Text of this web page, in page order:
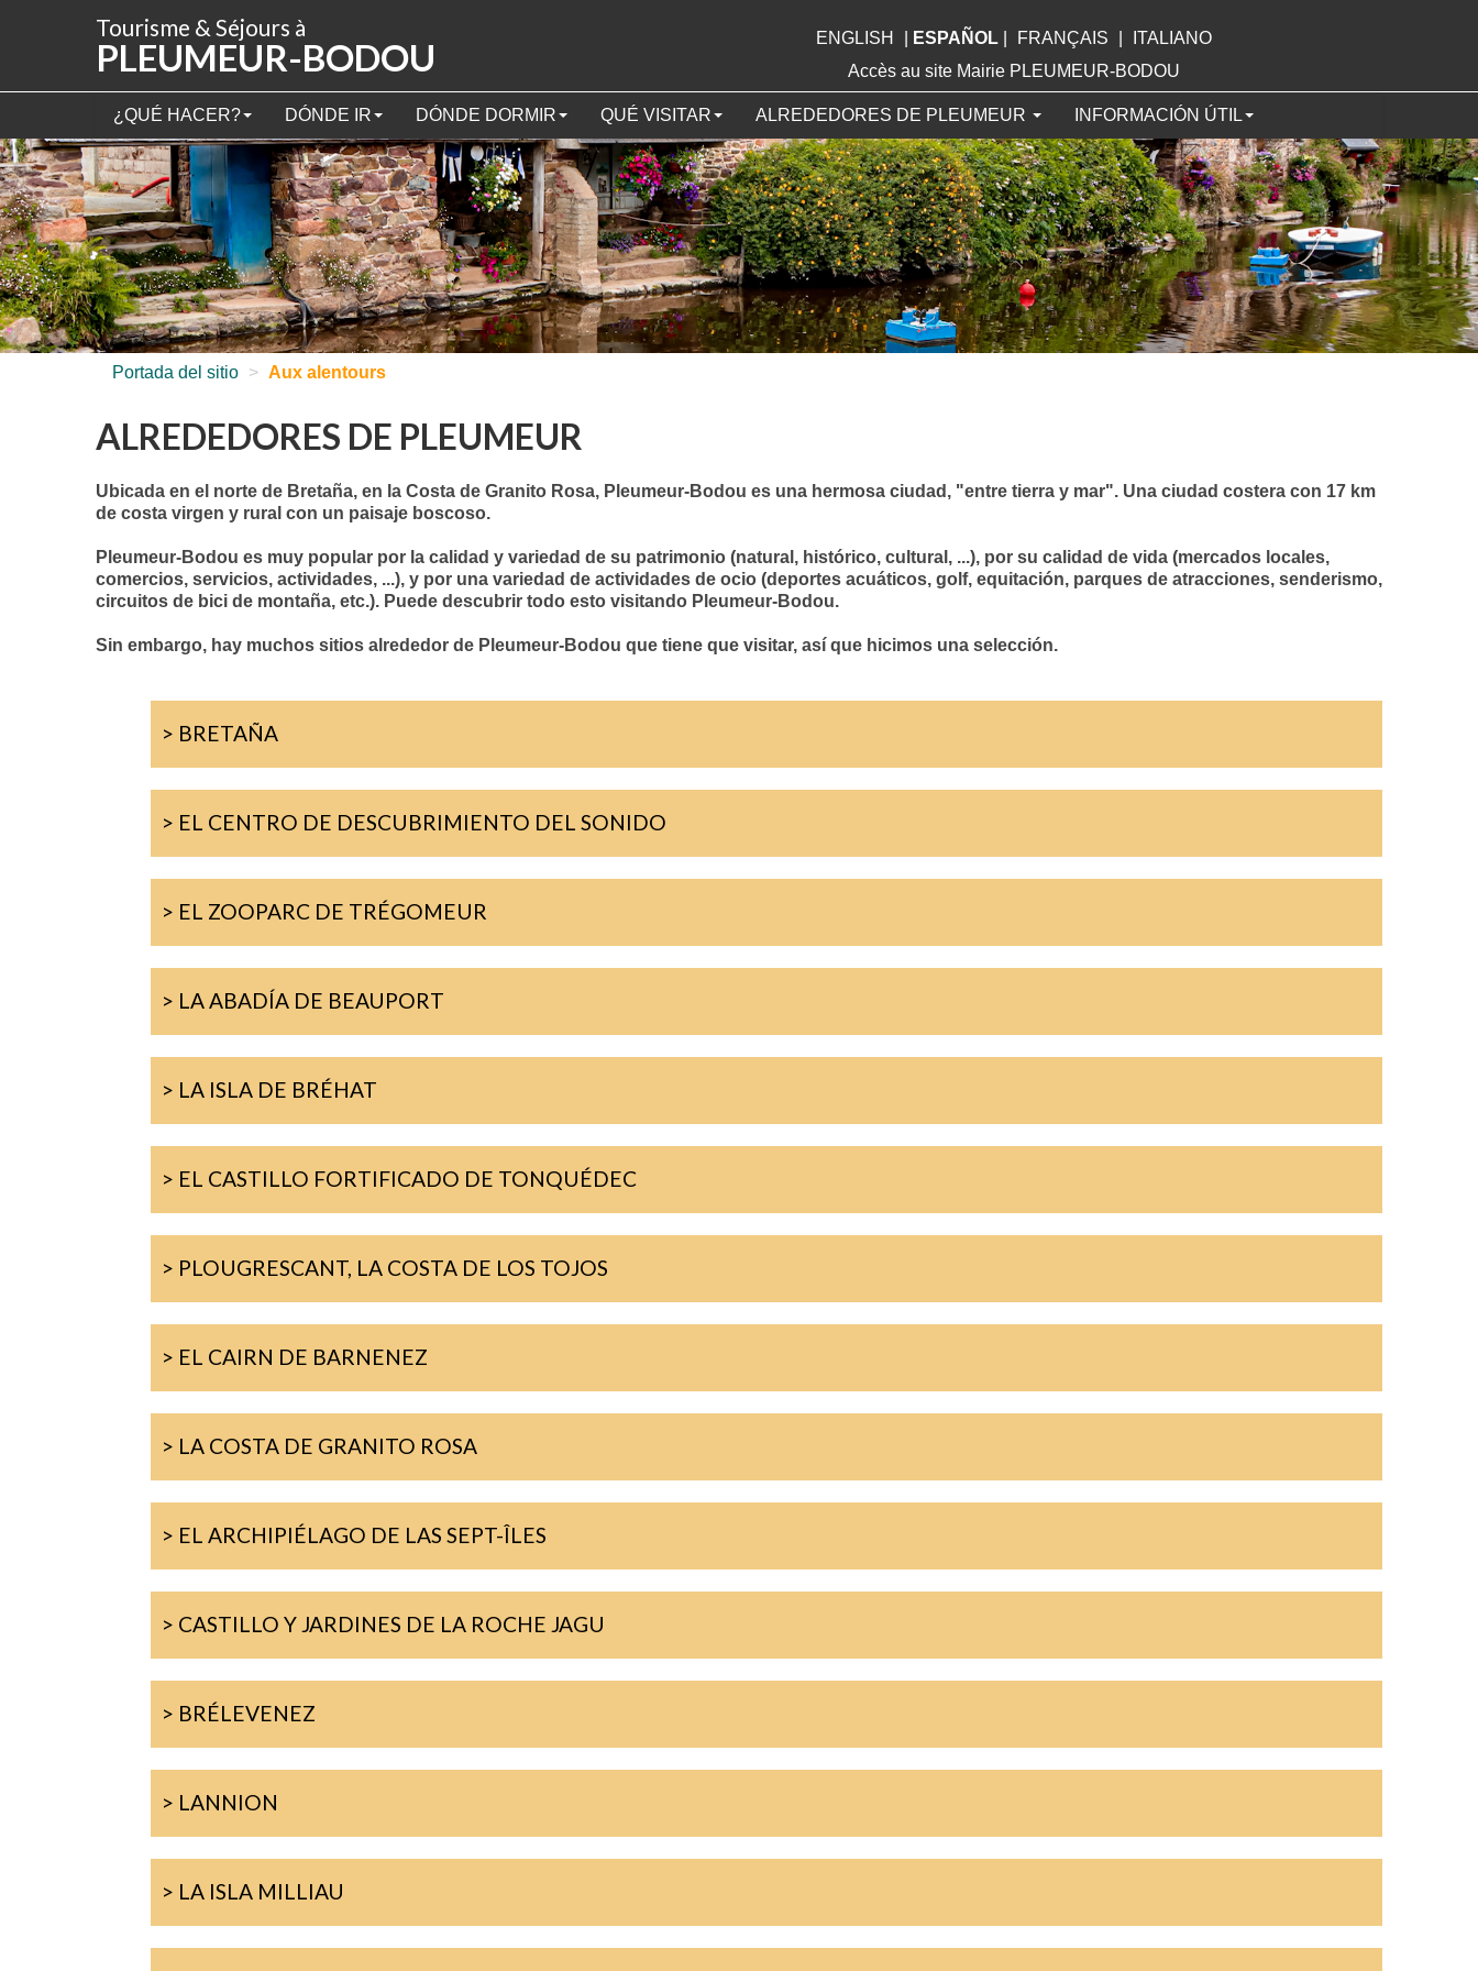
Tourisme & Séjours à
PLEUMEUR-BODOU ENGLISH ESPAÑOL FRANÇAIS
ITALIANO
Accès au site Mairie PLEUMEUR-BODOU
¿QUÉ HACER? DÓNDE IR DÓNDE DORMIR QUÉ VISITAR ALREDEDORES DE PLEUMEUR INFORMACIÓN ÚTIL
Portada del sitio > Aux alentours
ALREDEDORES DE PLEUMEUR
Ubicada en el norte de Bretaña, en la Costa de Granito Rosa, Pleumeur-Bodou es una hermosa ciudad, "entre tierra y mar". Una ciudad costera con 17 km
de costa virgen y rural con un paisaje boscoso.
Pleumeur-Bodou es muy popular por la calidad y variedad de su patrimonio (natural, histórico, cultural, ...), por su calidad de vida (mercados locales,
comercios, servicios, actividades, ...), y por una variedad de actividades de ocio (deportes acuáticos, golf, equitación, parques de atracciones, senderismo,
circuitos de bici de montaña, etc.). Puede descubrir todo esto visitando Pleumeur-Bodou.
Sin embargo, hay muchos sitios alrededor de Pleumeur-Bodou que tiene que visitar, así que hicimos una selección.
> BRETAÑA
> EL CENTRO DE DESCUBRIMIENTO DEL SONIDO
> EL ZOOPARC DE TRÉGOMEUR
> LA ABADÍA DE BEAUPORT
> LA ISLA DE BRÉHAT
> EL CASTILLO FORTIFICADO DE TONQUÉDEC
> PLOUGRESCANT, LA COSTA DE LOS TOJOS
> EL CAIRN DE BARNENEZ
> LA COSTA DE GRANITO ROSA
> EL ARCHIPIÉLAGO DE LAS SEPT-ÎLES
> CASTILLO Y JARDINES DE LA ROCHE JAGU
> BRÉLEVENEZ
> LANNION
> LA ISLA MILLIAU